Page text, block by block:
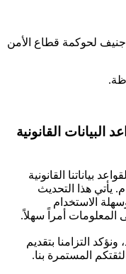
جنيف لحوكمة قطاع الأمن
البيانات القانونية
بياناتنا القانونية
يأتي هذا التحديث
الاستخدام
أمراً سهلاً.
التزامنا بتقديم
المستمرة بنا.